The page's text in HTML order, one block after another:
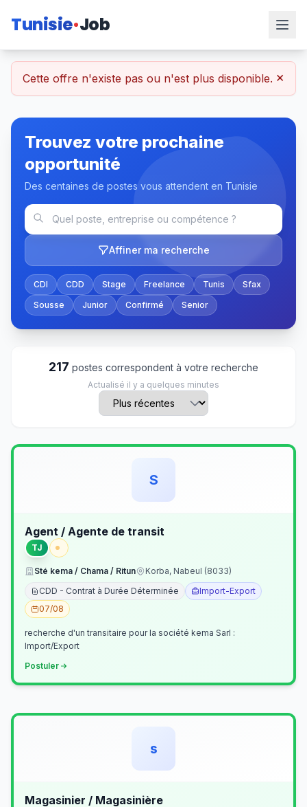
Tunisie Job
Cette offre n'existe pas ou n'est plus disponible. ×
Trouvez votre prochaine
opportunité
Des centaines de postes vous attendent en Tunisie
Affiner ma recherche
CDI CDD Stage Freelance Tunis
Sfax
Sousse
Junior Confirmé Senior
217 postes correspondent à votre recherche
Actualisé il y a quelques minutes
S
Agent / Agente de transit
TJ
Sté kema / Chama / Ritun
Korba, Nabeul (8033)
CDD - Contrat à Durée Déterminée
Import-Export
07/08
recherche d'un transitaire pour la société kema Sarl :
Import/Export
Postuler
s
Magasinier / Magasinière